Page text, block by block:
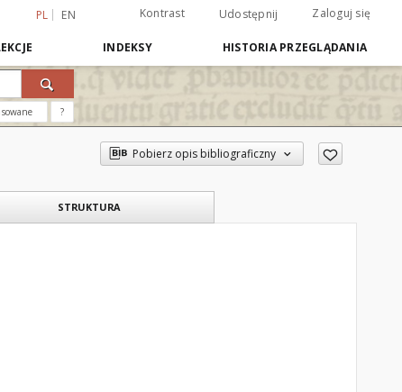
PL EN Kontrast Udostępnij Zaloguj się
INDEKSY HISTORIA PRZEGLĄDANIA
?
Pobierz opis bibliograficzny
STRUKTURA